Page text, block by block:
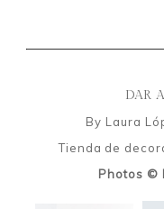
DAR
By Laura
Tienda de
Photos ©